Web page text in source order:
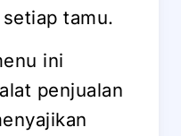
tamu.
ini
penjualan